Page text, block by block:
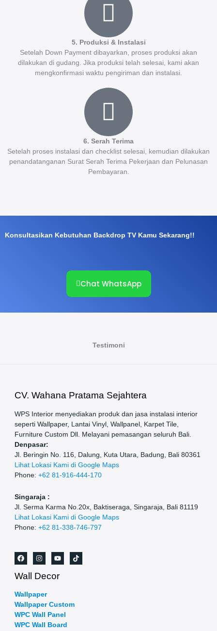
5. Produksi & Instalasi
Setelah Down Payment dibayarkan, proses produksi akan
dilakukan di gudang. Jika produksi telah selesai, kami akan
mengkonfirmasi waktu pengiriman dan instalasi.
6. Serah Terima
Setelah proses instalasi dan checklist selesai, kemudian dilakukan
penandatanganan Surat Serah Terima Pekerjaan dan Pelunasan
Pembayaran.
Konsultasikan Kebutuhan Backdrop TV Kamu Sekarang!!
Chat WhatsApp
Testimoni
CV. Wahana Pratama Sejahtera
WPS Interior menyediakan produk dan jasa instalasi interior
seperti Wallpaper, Lantai Vinyl, Wallpanel, Karpet Tile,
Furniture Custom Dll. Melayani pemasangan seluruh Bali.
Denpasar:
Jl. Beringin No. 116, Dalung, Kuta Utara, Badung, Bali 80361
Lihat Lokasi Kami di Google Maps
Phone: +62 81-916-444-170
Singaraja :
Jl. Serma Karma No.20x, Baktiseraga, Singaraja, Bali 81119
Lihat Lokasi Kami di Google Maps
Phone: +62 81-338-746-797
Wall Decor
Wallpaper
Wallpaper Custom
WPC Wall Panel
WPC Wall Board